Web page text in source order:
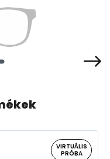
VIRTUÁLIS
PRÓBA